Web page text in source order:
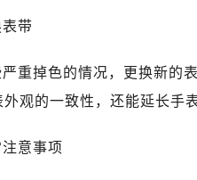
贵阳市南明区都司高架桥路
石家庄市长安区中山东路39
西安市碑林区南关正街88号
唐山市路南区新华东道100
带
重掉色的情况，更换新的
观的一致性，还能延长手
意事项